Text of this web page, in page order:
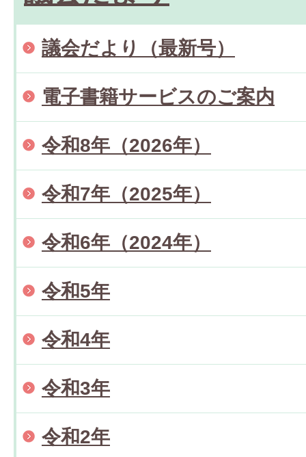
議会だより（最新号）
電子書籍サービスのご案内
令和8年（2026年）
令和7年（2025年）
令和6年（2024年）
令和5年
令和4年
令和3年
令和2年